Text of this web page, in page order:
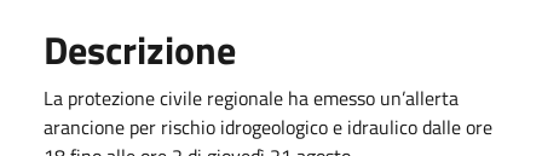
Descrizione
La protezione civile regionale ha emesso un’allerta
arancione per rischio idrogeologico e idraulico dalle ore